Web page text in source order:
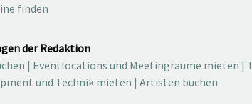
finden
der Redaktion
| Eventlocations und Meetingräume mieten |
und Technik mieten | Artisten buchen